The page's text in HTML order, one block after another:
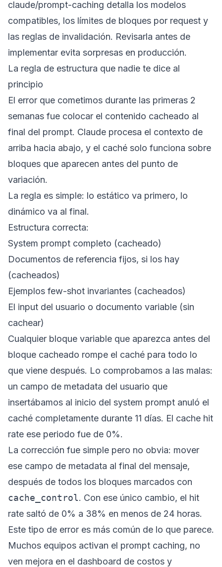
claude/prompt-caching detalla los modelos
compatibles, los límites de bloques por request y
las reglas de invalidación. Revisarla antes de
implementar evita sorpresas en producción.
La regla de estructura que nadie te dice al
principio
El error que cometimos durante las primeras 2
semanas fue colocar el contenido cacheado al
final del prompt. Claude procesa el contexto de
arriba hacia abajo, y el caché solo funciona sobre
bloques que aparecen antes del punto de
variación.
La regla es simple: lo estático va primero, lo
dinámico va al final.
Estructura correcta:
System prompt completo (cacheado)
Documentos de referencia fijos, si los hay
(cacheados)
Ejemplos few-shot invariantes (cacheados)
El input del usuario o documento variable (sin
cachear)
Cualquier bloque variable que aparezca antes del
bloque cacheado rompe el caché para todo lo
que viene después. Lo comprobamos a las malas:
un campo de metadata del usuario que
insertábamos al inicio del system prompt anuló el
caché completamente durante 11 días. El cache hit
rate ese periodo fue de 0%.
La corrección fue simple pero no obvia: mover
ese campo de metadata al final del mensaje,
después de todos los bloques marcados con
cache_control. Con ese único cambio, el hit
rate saltó de 0% a 38% en menos de 24 horas.
Este tipo de error es más común de lo que parece.
Muchos equipos activan el prompt caching, no
ven mejora en el dashboard de costos y